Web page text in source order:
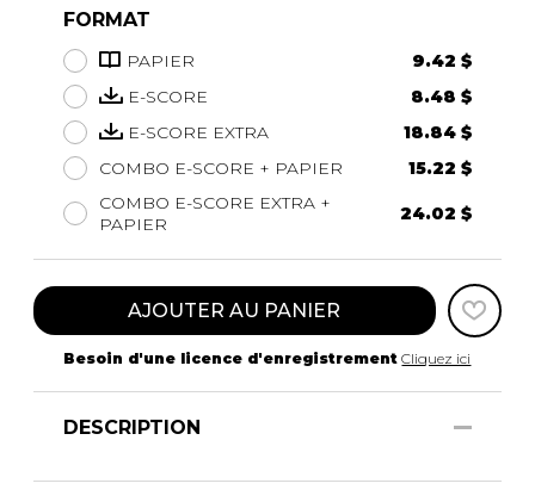
FORMAT
PAPIER
9.42 $
E-SCORE
8.48 $
E-SCORE EXTRA
18.84 $
COMBO E-SCORE + PAPIER
15.22 $
COMBO E-SCORE EXTRA +
PAPIER
24.02 $
AJOUTER AU PANIER
Besoin d'une licence d'enregistrement Cliquez ici
DESCRIPTION